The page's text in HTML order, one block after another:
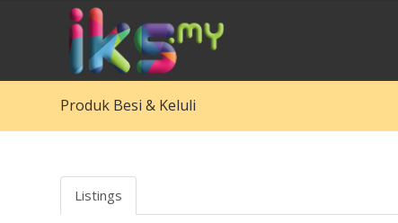
Produk Besi & Keluli
Listings